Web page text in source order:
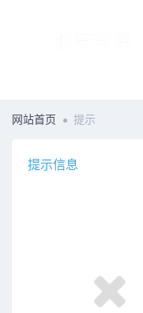
网站首页 提示
提示信息